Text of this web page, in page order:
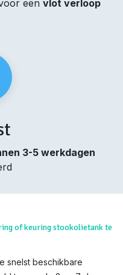
een vlot verloop
3-5 werkdagen
of keuring stookolietank te
snelst beschikbare